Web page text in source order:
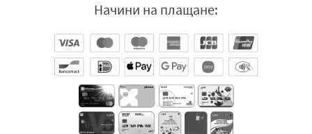
Начини на плащане: